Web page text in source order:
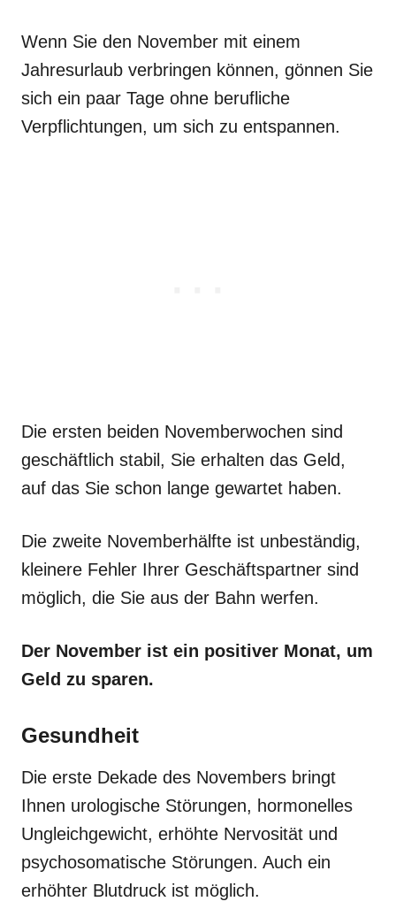
Wenn Sie den November mit einem
Jahresurlaub verbringen können, gönnen Sie
sich ein paar Tage ohne berufliche
Verpflichtungen, um sich zu entspannen.
Die ersten beiden Novemberwochen sind
geschäftlich stabil, Sie erhalten das Geld,
auf das Sie schon lange gewartet haben.
Die zweite Novemberhälfte ist unbeständig,
kleinere Fehler Ihrer Geschäftspartner sind
möglich, die Sie aus der Bahn werfen.
Der November ist ein positiver Monat, um
Geld zu sparen.
Gesundheit
Die erste Dekade des Novembers bringt
Ihnen urologische Störungen, hormonelles
Ungleichgewicht, erhöhte Nervosität und
psychosomatische Störungen. Auch ein
erhöhter Blutdruck ist möglich.